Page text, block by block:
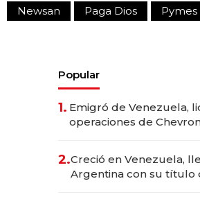
Newsan
Paga Dios Pymes
Popular
1. Emigró de Venezuela,
operaciones de
2.Creció en Venezuela,
Argentina con su título